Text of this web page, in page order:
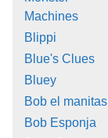
Machines
Blippi
Blue's Clues
Bluey
Bob el manitas
Bob Esponja